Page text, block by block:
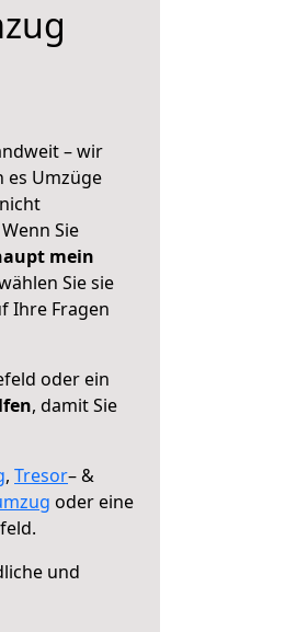
– wir
es Umzüge
Sie
mein
Sie sie
Ihre Fragen
oder ein
, damit Sie
, Tresor– &
oder eine
und